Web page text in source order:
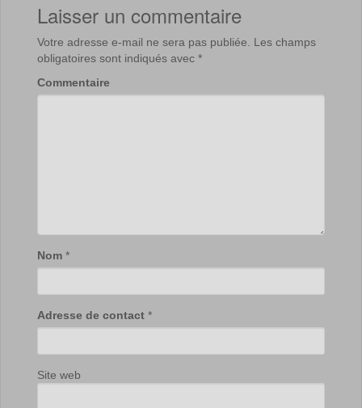
Laisser un commentaire
Votre adresse e-mail ne sera pas publiée.
Les champs
obligatoires sont indiqués avec *
Commentaire
Nom *
Adresse de contact *
Site web